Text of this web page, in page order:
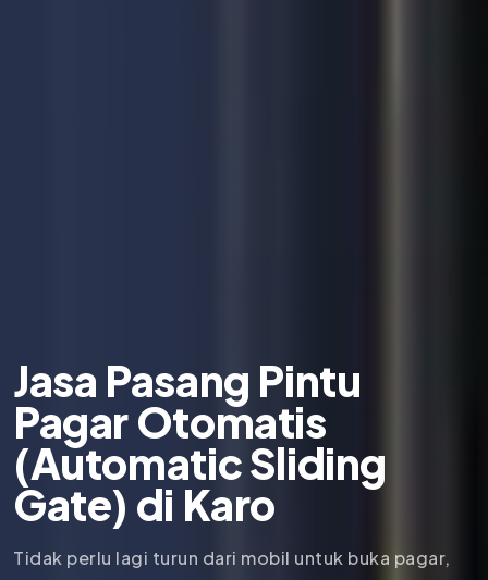
Jasa Pasang Pintu
Pagar Otomatis
(Automatic Sliding
Gate) di Karo
Tidak perlu lagi turun dari mobil untuk buka pagar,